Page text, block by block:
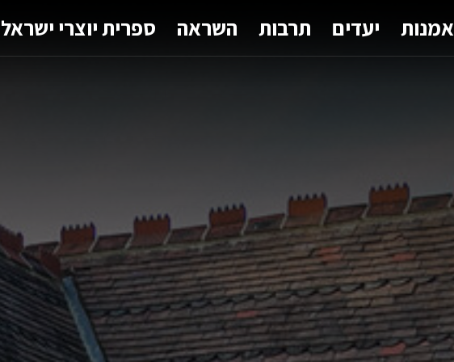
אמנות יעדים תרבות השראה ספרית יוצרי ישראל